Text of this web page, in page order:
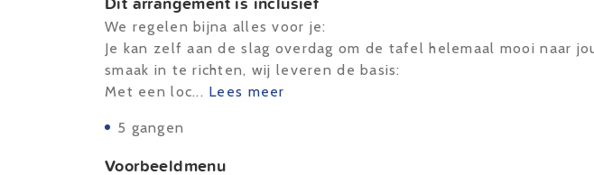
We regelen bijna alles voor je:
Je kan zelf aan de slag overdag om de tafel helemaal mooi naar
smaak in te richten, wij leveren de basis:
Met een loc... Lees meer
5 gangen
Voorbeeldmenu